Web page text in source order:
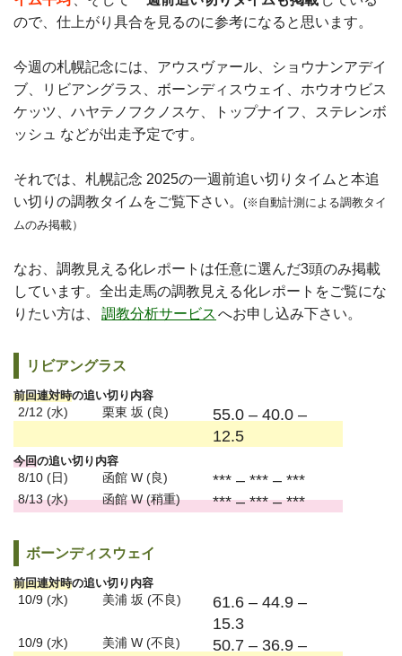
ので、仕上がり具合を見るのに参考になると思います。
今週の札幌記念には、アウスヴァール、ショウナンアデイ
ブ、リビアングラス、ボーンディスウェイ、ホウオウビス
ケッツ、ハヤテノフクノスケ、トップナイフ、ステレンボ
ッシュ などが出走予定です。
それでは、札幌記念 2025の一週前追い切りタイムと本追
い切りの調教タイムをご覧下さい。 (※自動計測による調教タイ
ムのみ掲載）
なお、調教見える化レポートは任意に選んだ3頭のみ掲載
しています。全出走馬の調教見える化レポートをご覧にな
りたい方は、
調教分析サービス へお申し込み下さい。
リビアングラス
前回連対時の追い切り内容
2/12 (水) 栗東 坂 (良)
55.0 – 40.0 –
12.5
今回の追い切り内容
8/10 (日) 函館 W (良) *** – *** – ***
8/13 (水) 函館 W (稍重) *** – *** – ***
ボーンディスウェイ
前回連対時の追い切り内容
10/9 (水) 美浦 坂 (不良)
61.6 – 44.9 –
15.3
10/9 (水) 美浦 W (不良)
50.7 – 36.9 –